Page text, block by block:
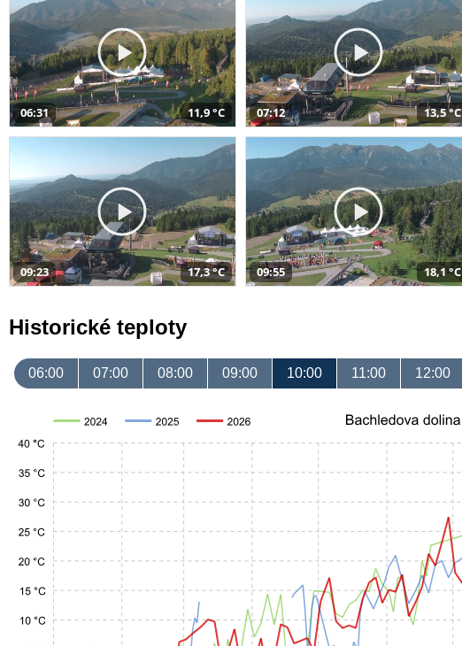
06:31 11,9 °C 07:12 13,5 °C
09:23 17,3 °C 09:55 18,1 °C
Historické teploty
06:00 07:00 08:00 09:00 10:00 11:00 12:00